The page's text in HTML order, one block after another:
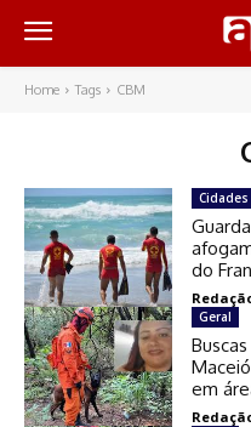
Home Tags CBM
Cidades
do
Geral
em